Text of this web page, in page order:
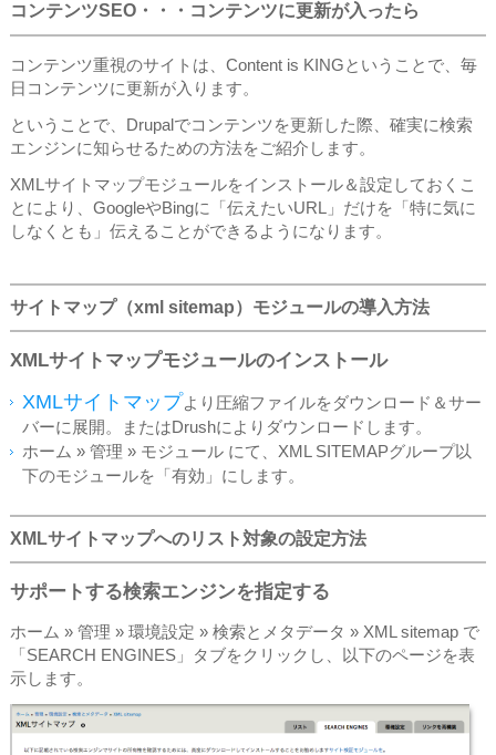
コンテンツSEO・・・コンテンツに更新が入ったら
コンテンツ重視のサイトは、Content is KINGということで、毎
日コンテンツに更新が入ります。
ということで、Drupalでコンテンツを更新した際、確実に検索
エンジンに知らせるための方法をご紹介します。
XMLサイトマップモジュールをインストール＆設定しておくこ
とにより、GoogleやBingに「伝えたいURL」だけを「特に気に
しなくとも」伝えることができるようになります。
サイトマップ（xml sitemap）モジュールの導入方法
XMLサイトマップモジュールのインストール
XMLサイトマップより圧縮ファイルをダウンロード＆サー
バーに展開。またはDrushによりダウンロードします。
ホーム » 管理 » モジュール にて、XML SITEMAPグループ以
下のモジュールを「有効」にします。
XMLサイトマップへのリスト対象の設定方法
サポートする検索エンジンを指定する
ホーム » 管理 » 環境設定 » 検索とメタデータ » XML sitemap で
「SEARCH ENGINES」タブをクリックし、以下のページを表
示します。